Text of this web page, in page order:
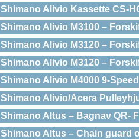
Shimano Alivio Kassette CS-
Shimano Alivio M3100 –
Shimano Alivio M3120 –
Shimano Alivio M3120 –
Shimano Alivio M4000 9-Speed
Shimano Alivio/Acera
Shimano Altus – Bagnav QR-
Shimano Altus – Chain guard